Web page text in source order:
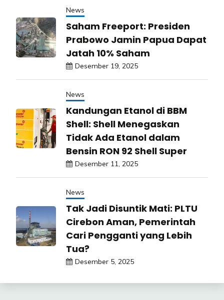
News
Saham Freeport: Presiden
Prabowo Jamin Papua Dapat
Jatah 10% Saham
Desember 19, 2025
News
Kandungan Etanol di BBM
Shell: Shell Menegaskan
Tidak Ada Etanol dalam
Bensin RON 92 Shell Super
Desember 11, 2025
News
Tak Jadi Disuntik Mati: PLTU
Cirebon Aman, Pemerintah
Cari Pengganti yang Lebih
Tua?
Desember 5, 2025